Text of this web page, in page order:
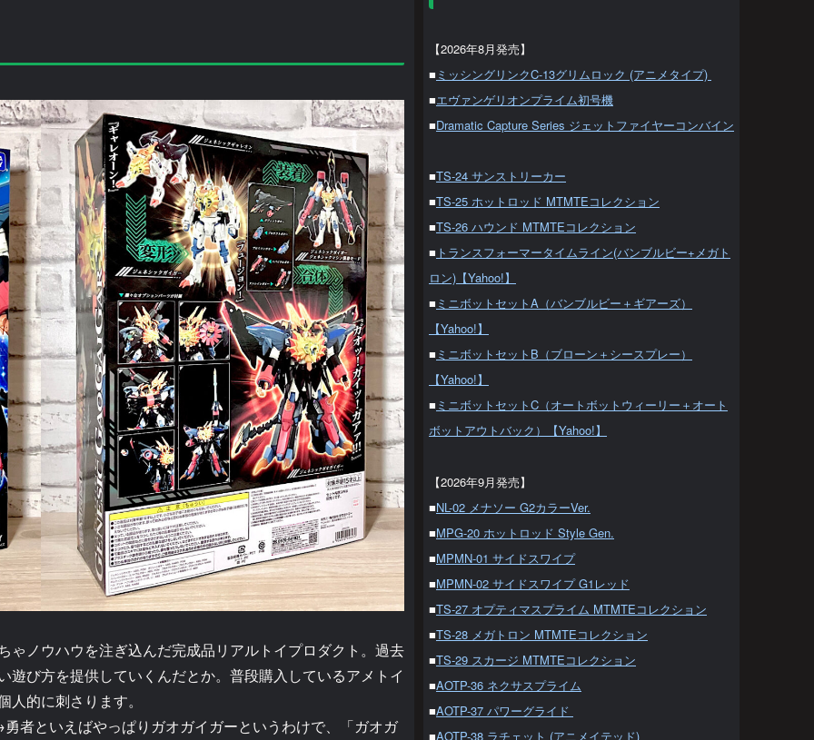
ゃノウハウを注ぎ込んだ完成品リアルトイプロダクト。過去
び方を提供していくんだとか。普段購入しているアメトイ
的に刺さります。
者といえばやっぱりガオガイガーというわけで、「ガオガ
【2026年8月発売】
■ ミッシングリンクC-13グリムロック (アニメタイプ)
■エヴァンゲリオンプライム初号機
■Dramatic Capture Series ジェットファイヤーコンバイン
■TS-24 サンストリーカー
■TS-25 ホットロッド MTMTEコレクション
■TS-26 ハウンド MTMTEコレクション
■ トランスフォーマータイムライン(バンブルビー+メガト
ロン)【Yahoo!】
■ ミニボットセットA（バンブルビー＋ギアーズ）
【Yahoo!】
■ ミニボットセットB（ブローン＋シースプレー）
【Yahoo!】
■ ミニボットセットC（オートボットウィーリー＋オート
ボットアウトバック）【Yahoo!】
【2026年9月発売】
■NL-02 メナソー G2カラーVer.
■MPG-20 ホットロッド Style Gen.
■MPMN-01 サイドスワイプ
■MPMN-02 サイドスワイプ G1レッド
■TS-27 オプティマスプライム MTMTEコレクション
■TS-28 メガトロン MTMTEコレクション
■TS-29 スカージ MTMTEコレクション
■AOTP-36 ネクサスプライム
■AOTP-37 パワーグライド
■AOTP-38 ラチェット (アニメイテッド)